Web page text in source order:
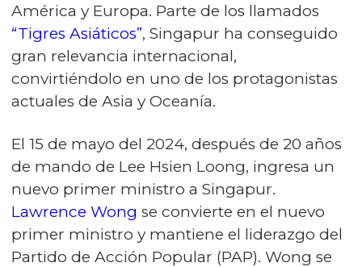
América y Europa. Parte de los llamados
“Tigres Asiáticos”, Singapur ha conseguido
gran relevancia internacional,
convirtiéndolo en uno de los protagonistas
actuales de Asia y Oceanía.
El 15 de mayo del 2024, después de 20 años
de mando de Lee Hsien Loong, ingresa un
nuevo primer ministro a Singapur.
Lawrence Wong se convierte en el nuevo
primer ministro y mantiene el liderazgo del
Partido de Acción Popular (PAP). Wong se